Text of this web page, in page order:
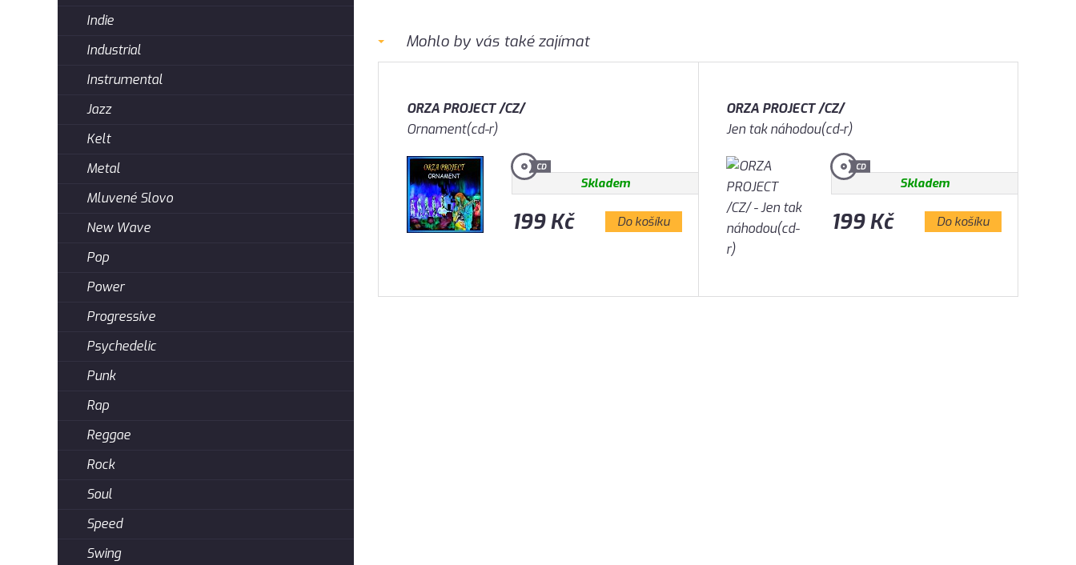
Mohlo by vás také zajímat
ORZA PROJECT /CZ/
Ornament(cd-r)
Skladem
199 Kč Do košíku
ORZA PROJECT /CZ/
Jen tak náhodou(cd-r)
Skladem
199 Kč Do košíku
Indie
Industrial
Instrumental
Jazz
Kelt
Metal
Mluvené Slovo
New Wave
Pop
Power
Progressive
Psychedelic
Punk
Rap
Reggae
Rock
Soul
Speed
Swing